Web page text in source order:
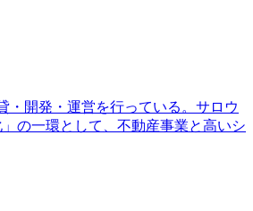
・開発・運営を行っている。サロウ
の一環として、不動産事業と高いシ